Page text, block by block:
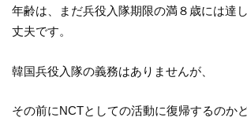
年齢は、まだ兵役入隊期限の満８歳には達
丈夫です。
韓国兵役入隊の義務はありませんが、
その前にNCTとしての活動に復帰するのか